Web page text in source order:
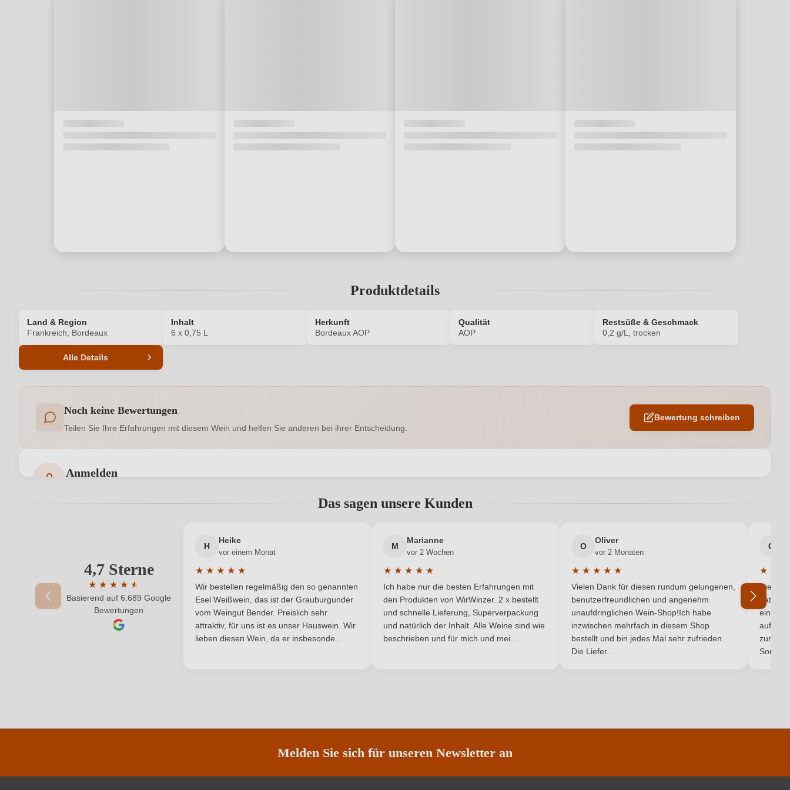
Produktdetails
Land & Region
Frankreich, Bordeaux
Inhalt
6 x 0,75 L
Herkunft
Bordeaux AOP
Qualität
AOP
Restsüße & Geschmack
0,2 g/L, trocken
Alle Details
Ausbau Bordeaux AOP
Geschmack Bordeaux Vignerons
adresse
2023 Land
Region
Restzucker in g/L 0,2 g/L Traubenfarbe Rot
Weinart
Noch keine Bewertungen
Teilen Sie Ihre Erfahrungen mit diesem Wein und helfen Sie anderen bei ihrer Entscheidung.
Bewertung schreiben
Anmelden
Ihre E-Mail-Adresse
Ihr Passwort
Ich habe mein Passwort vergessen
Das sagen unsere Kunden
4,7 Sterne
★ ★ ★ ★ ★
★
Durchschnittliche Bewertung von 4.7 von 5 Sternen
Basierend auf 6.689 Google
Bewertungen
H
Heike
vor einem Monat
★ ★ ★ ★ ★
Durchschnittliche Bewertung von 5 von 5 Sternen
Wir bestellen regelmäßig den so genannten
Esel Weißwein, das ist der Grauburgunder
vom Weingut Bender. Preislich sehr
attraktiv, für uns ist es unser Hauswein. Wir
lieben diesen Wein, da er insbesonde...
M
Marianne
vor 2 Wochen
★ ★ ★ ★ ★
Durchschnittliche Bewertung von 5 von 5 Sternen
Ich habe nur die besten Erfahrungen mit
den Produkten von WirWinzer. 2 x bestellt
und schnelle Lieferung, Superverpackung
und natürlich der Inhalt. Alle Weine sind wie
beschrieben und für mich und mei...
O
Oliver
vor 2 Monaten
★ ★ ★ ★ ★
Durchschnittliche Bewertung von 5 von 5 Sternen
Vielen Dank für diesen rundum gelungenen,
benutzerfreundlichen und angenehm
unaufdringlichen Wein-Shop!Ich habe
inzwischen mehrfach in diesem Shop
bestellt und bin jedes Mal sehr zufrieden.
Die Liefer...
G
★ ★
Die
hat
einmal
auf
zurück
Son...
Melden Sie sich für unseren Newsletter an